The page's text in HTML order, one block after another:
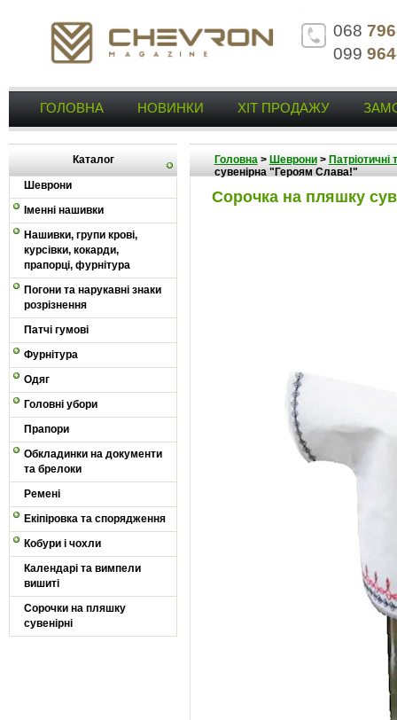
068
099
ГОЛОВНА НОВИНКИ ХІТ ПРОДАЖУ
Каталог
Шеврони
Іменні нашивки
Нашивки, групи крові,
курсівки, кокарди,
прапорці, фурнітура
Погони та нарукавні знаки
розрізнення
Патчі гумові
Фурнітура
Одяг
Головні убори
Прапори
Обкладинки на документи
та брелоки
Ремені
Екіпіровка та спорядження
Кобури і чохли
Календарі та вимпели
вишиті
Сорочки на пляшку
сувенірні
Головна> Шеврони> Патріотичні
сувенірна "Героям Слава!"
Сорочка на пляшку